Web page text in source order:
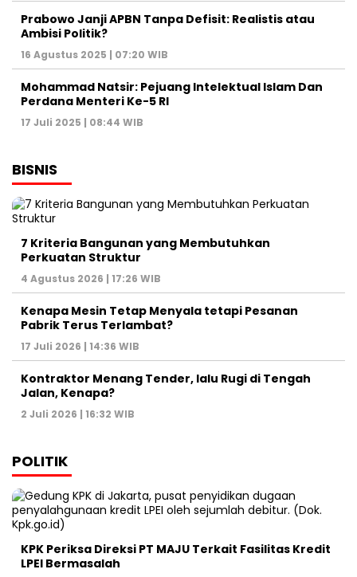
Prabowo Janji APBN Tanpa Defisit: Realistis atau
Ambisi Politik?
16 Agustus 2025 | 07:20 WIB
Mohammad Natsir: Pejuang Intelektual Islam Dan
Perdana Menteri Ke-5 RI
17 Juli 2025 | 08:44 WIB
BISNIS
7 Kriteria Bangunan yang Membutuhkan
Perkuatan Struktur
4 Agustus 2026 | 17:26 WIB
Kenapa Mesin Tetap Menyala tetapi Pesanan
Pabrik Terus Terlambat?
17 Juli 2026 | 14:36 WIB
Kontraktor Menang Tender, lalu Rugi di Tengah
Jalan, Kenapa?
2 Juli 2026 | 16:32 WIB
POLITIK
KPK Periksa Direksi PT MAJU Terkait Fasilitas Kredit
LPEI Bermasalah